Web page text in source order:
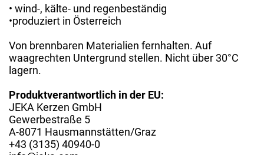
• wind-, kälte- und regenbeständig
•produziert in Österreich
Von brennbaren Materialien fernhalten. Auf
waagrechten Untergrund stellen. Nicht über 30°C
lagern.
Produktverantwortlich in der EU:
JEKA Kerzen GmbH
Gewerbestraße 5
A-8071 Hausmannstätten/Graz
+43 (3135) 40940-0